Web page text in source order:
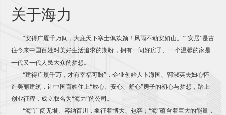
关于海力
“安得广厦千万间，大庇天下寒士俱欢颜！风雨不动安如山。”“安居”是古
往今来中国百姓对美好生活追求的期盼，拥有一间好房子、一个温馨的家是
一代又一代人民大众的梦想。
“建得广厦千万，才有幸福可盼”，企业创始人卜海国、郭淑英夫妇心怀
造美丽建筑，让中国百姓住上“放心、安心、舒心”房子的初心与梦想，踏上
创业征程，成立取名为“海力”的公司。
“海”广阔无垠、容纳百川，象征着博大、包容；“海”蕴含着巨大的能量，